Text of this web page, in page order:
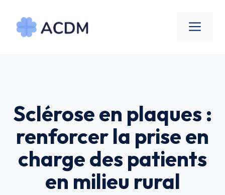
contenu
Sclérose en plaques :
renforcer la prise en
charge des patients
en milieu rural